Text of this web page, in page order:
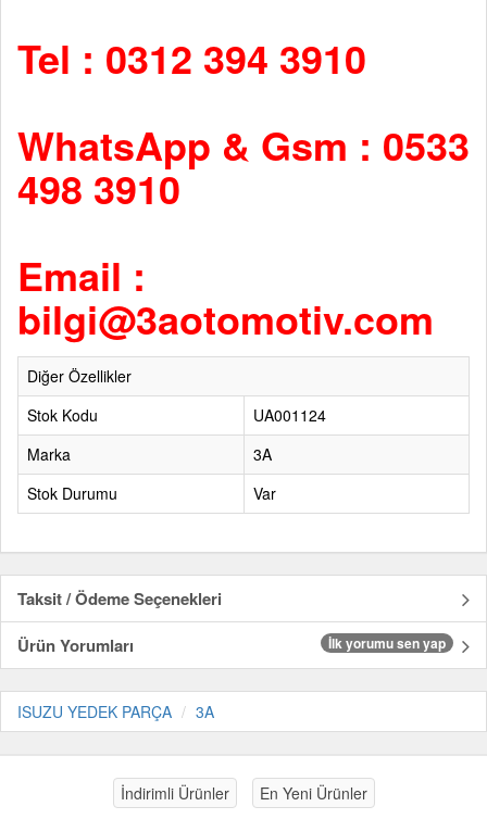
Tel : 0312 394 3910
WhatsApp & Gsm : 0533
498 3910
Email :
bilgi@3aotomotiv.com
Diğer Özellikler
Stok Kodu
UA001124
Marka
3A
Stok Durumu
Var
Taksit / Ödeme Seçenekleri
Ürün Yorumları
İlk yorumu sen yap
ISUZU YEDEK PARÇA 3A
İndirimli Ürünler En Yeni Ürünler